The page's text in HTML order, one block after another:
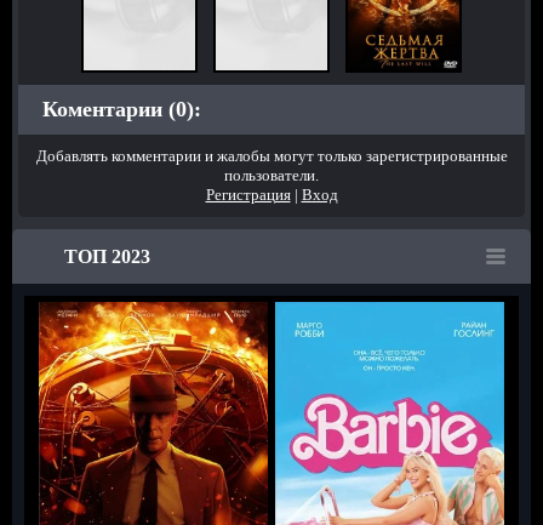
Коментарии (0):
Добавлять комментарии и жалобы могут только зарегистрированные
пользователи.
Регистрация| Вход
ТОП 2023